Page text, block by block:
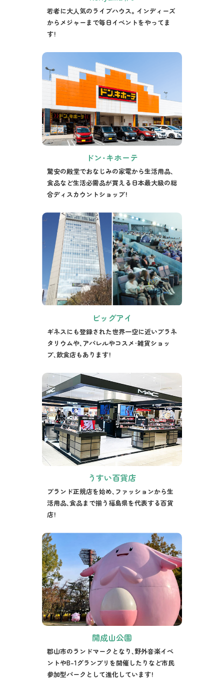
若者に大人気のライブハウス。インディーズ
からメジャーまで毎日イベントをやってま
す！
ドン・キホーテ
驚安の殿堂でおなじみの家電から生活用品、
食品など生活必需品が買える日本最大級の総
合ディスカウントショップ！
ビッグアイ
ギネスにも登録された世界一空に近いプラネ
タリウムや、アパレルやコスメ・雑貨ショッ
プ、飲食店もあります！
うすい百貨店
ブランド正規店を始め、ファッションから生
活用品、食品まで揃う福島県を代表する百貨
店！
開成山公園
郡山市のランドマークとなり、野外音楽イベ
ントやB-1グランプリを開催したりなど市民
参加型パークとして進化しています！